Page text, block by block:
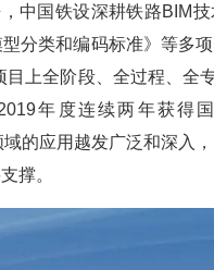
中国铁设深耕铁路BIM
分类和编码标准》等多
上全阶段、全过程、全
年度连续两年获得
的应用越发广泛和深入
撑。